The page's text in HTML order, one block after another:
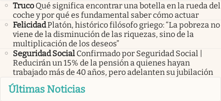
Truco Qué significa encontrar una botella en la rueda del
coche y por qué es fundamental saber cómo actuar
FelicidadPlatón, histórico filósofo griego: “La pobreza no
viene de la disminución de las riquezas, sino de la
multiplicación de los deseos”
Seguridad Social Confirmado por Seguridad Social |
Reducirán un 15% de la pensión a quienes hayan
trabajado más de 40 años, pero adelanten su jubilación
Últimas Noticias